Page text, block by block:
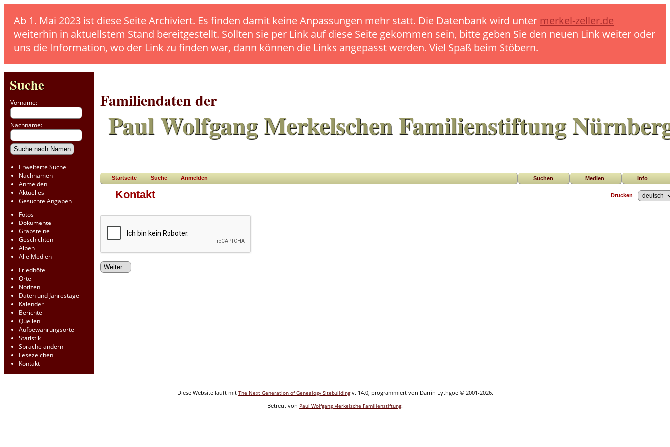
Ab 1. Mai 2023 ist diese Seite Archiviert. Es finden damit keine Anpassungen mehr statt. Die Datenbank wird unter merkel-zeller.de
weiterhin in aktuellstem Stand bereitgestellt. Sollten sie per Link auf diese Seite gekommen sein, bitte geben Sie den neuen Link weiter oder
uns die Information, wo der Link zu finden war, dann können die Links angepasst werden. Viel Spaß beim Stöbern.
Suche
Vorname:
Nachname:
Erweiterte Suche
Nachnamen
Anmelden
Aktuelles
Gesuchte Angaben
Fotos
Dokumente
Grabsteine
Geschichten
Alben
Alle Medien
Friedhöfe
Orte
Notizen
Daten und Jahrestage
Kalender
Berichte
Quellen
Aufbewahrungsorte
Statistik
Sprache ändern
Lesezeichen
Kontakt
Familiendaten der
Paul Wolfgang Merkelschen Familienstiftung
Suchen Medien Info
Startseite Suche Anmelden
Drucken
Kontakt
Diese Website läuft mit The Next Generation of Genealogy Sitebuildingv. 14.0, programmiert von Darrin Lythgoe © 2001-2026.
Betreut von Paul Wolfgang Merkelsche Familienstiftung.